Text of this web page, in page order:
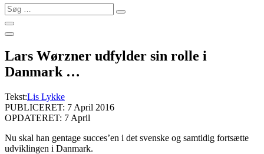
Søg
…
Lars Wørzner udfylder sin rolle i
Danmark …
Tekst:Lis Lykke
PUBLICERET: 7 April 2016
OPDATERET: 7 April
Nu skal han gentage succes’en i det svenske og samtidig fortsætte
udviklingen i Danmark.